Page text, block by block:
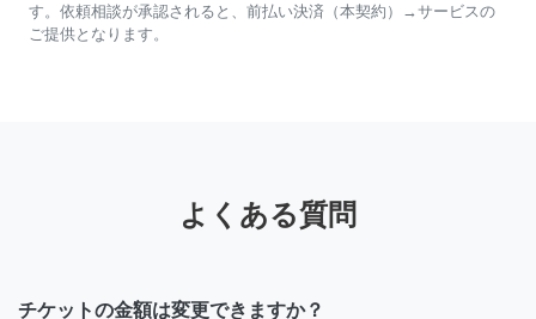
す。依頼相談が承認されると、前払い決済（本契約）→サービスの
ご提供となります。
よくある質問
チケットの金額は変更できますか？